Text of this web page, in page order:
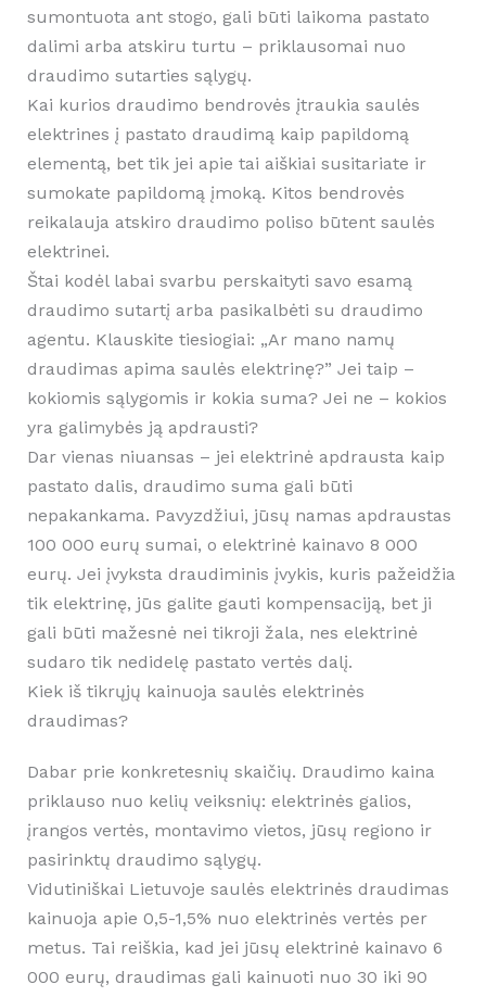
sumontuota ant stogo, gali būti laikoma pastato
dalimi arba atskiru turtu – priklausomai nuo
draudimo sutarties sąlygų.
Kai kurios draudimo bendrovės įtraukia saulės
elektrines į pastato draudimą kaip papildomą
elementą, bet tik jei apie tai aiškiai susitariate ir
sumokate papildomą įmoką. Kitos bendrovės
reikalauja atskiro draudimo poliso būtent saulės
elektrinei.
Štai kodėl labai svarbu perskaityti savo esamą
draudimo sutartį arba pasikalbėti su draudimo
agentu. Klauskite tiesiogiai: „Ar mano namų
draudimas apima saulės elektrinę?” Jei taip –
kokiomis sąlygomis ir kokia suma? Jei ne – kokios
yra galimybės ją apdrausti?
Dar vienas niuansas – jei elektrinė apdrausta kaip
pastato dalis, draudimo suma gali būti
nepakankama. Pavyzdžiui, jūsų namas apdraustas
100 000 eurų sumai, o elektrinė kainavo 8 000
eurų. Jei įvyksta draudiminis įvykis, kuris pažeidžia
tik elektrinę, jūs galite gauti kompensaciją, bet ji
gali būti mažesnė nei tikroji žala, nes elektrinė
sudaro tik nedidelę pastato vertės dalį.
Kiek iš tikrųjų kainuoja saulės elektrinės
draudimas?
Dabar prie konkretesnių skaičių. Draudimo kaina
priklauso nuo kelių veiksnių: elektrinės galios,
įrangos vertės, montavimo vietos, jūsų regiono ir
pasirinktų draudimo sąlygų.
Vidutiniškai Lietuvoje saulės elektrinės draudimas
kainuoja apie 0,5-1,5% nuo elektrinės vertės per
metus. Tai reiškia, kad jei jūsų elektrinė kainavo 6
000 eurų, draudimas gali kainuoti nuo 30 iki 90